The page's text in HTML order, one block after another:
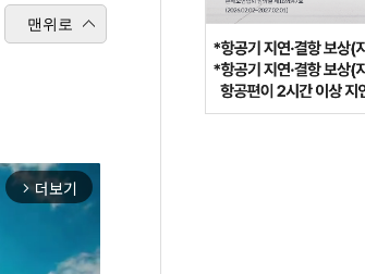
맨위로
arrow_forward_ios 더보기